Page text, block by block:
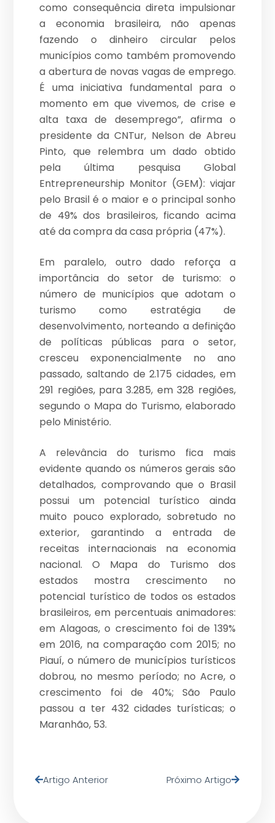
como consequência direta impulsionar
a economia brasileira, não apenas
fazendo o dinheiro circular pelos
municípios como também promovendo
a abertura de novas vagas de emprego.
É uma iniciativa fundamental para o
momento em que vivemos, de crise e
alta taxa de desemprego”, afirma o
presidente da CNTur, Nelson de Abreu
Pinto, que relembra um dado obtido
pela última pesquisa Global
Entrepreneurship Monitor (GEM): viajar
pelo Brasil é o maior e o principal sonho
de 49% dos brasileiros, ficando acima
até da compra da casa própria (47%).
Em paralelo, outro dado reforça a
importância do setor de turismo: o
número de municípios que adotam o
turismo como estratégia de
desenvolvimento, norteando a definição
de políticas públicas para o setor,
cresceu exponencialmente no ano
passado, saltando de 2.175 cidades, em
291 regiões, para 3.285, em 328 regiões,
segundo o Mapa do Turismo, elaborado
pelo Ministério.
A relevância do turismo fica mais
evidente quando os números gerais são
detalhados, comprovando que o Brasil
possui um potencial turístico ainda
muito pouco explorado, sobretudo no
exterior, garantindo a entrada de
receitas internacionais na economia
nacional. O Mapa do Turismo dos
estados mostra crescimento no
potencial turístico de todos os estados
brasileiros, em percentuais animadores:
em Alagoas, o crescimento foi de 139%
em 2016, na comparação com 2015; no
Piauí, o número de municípios turísticos
dobrou, no mesmo período; no Acre, o
crescimento foi de 40%; São Paulo
passou a ter 432 cidades turísticas; o
Maranhão, 53.
Artigo Anterior Próximo Artigo